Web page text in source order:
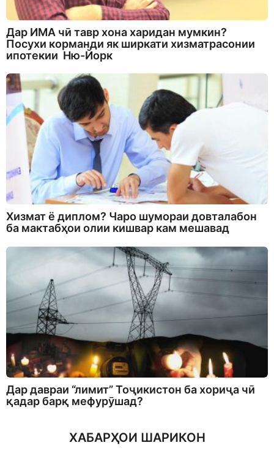
Дар ИМА чӣ тавр хона харидан мумкин?
Посухи корманди як ширкати хизматрасонии
ипотекии Ню-Йорк
Хизмат ё диплом? Чаро шумораи довталабон
ба мактабҳои олии кишвар кам мешавад
Дар давраи “лимит” Тоҷикистон ба хориҷа чӣ
қадар барқ мефурӯшад?
ХАБАРҲОИ ШАРИКОН